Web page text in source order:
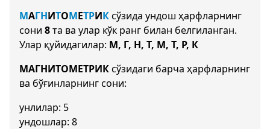
МАГНИТОМЕТРИКсўзида ундош ҳарфларнинг
сони 8та ва улар кўк ранг билан белгиланган.
Улар қуйидагилар: М, Г, Н, Т, М, Т, Р, К
МАГНИТОМЕТРИКсўзидаги барча ҳарфларнинг
ва бўғинларнинг сони:
унлилар: 5
ундошлар: 8